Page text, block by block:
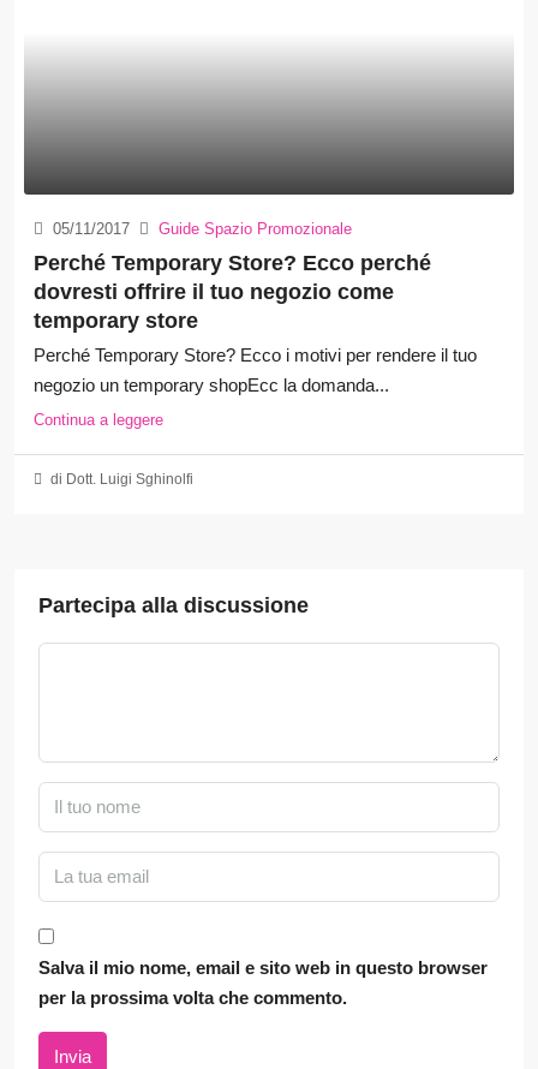
05/11/2017 Guide Spazio Promozionale
Perché Temporary Store? Ecco perché
dovresti offrire il tuo negozio come
temporary store
Perché Temporary Store? Ecco i motivi per rendere il tuo
negozio un temporary shopEcc la domanda...
Continua a leggere
di Dott. Luigi Sghinolfi
Partecipa alla discussione
Salva il mio nome, email e sito web in questo browser
per la prossima volta che commento.
Invia